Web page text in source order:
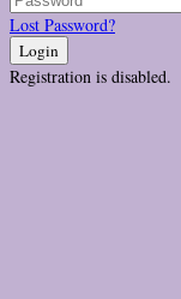
Lost Password?
Login
Registration is disabled.